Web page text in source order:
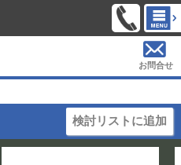
お問合せ
検討リストに追加